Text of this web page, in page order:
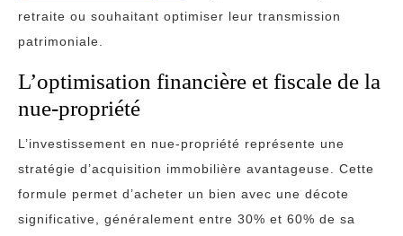
retraite ou souhaitant optimiser leur transmission
patrimoniale.
L’optimisation financière et fiscale de la
nue-propriété
L’investissement en nue-propriété représente une
stratégie d’acquisition immobilière avantageuse. Cette
formule permet d’acheter un bien avec une décote
significative, généralement entre 30% et 60% de sa